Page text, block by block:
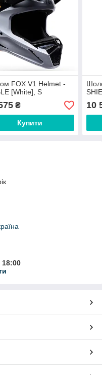
FOX V1 Helmet -
[White], S
₴
Купити
10
18:00